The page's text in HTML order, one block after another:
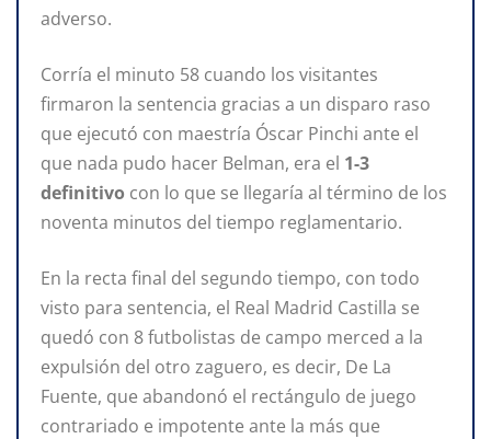
adverso.
Corría el minuto 58 cuando los visitantes
firmaron la sentencia gracias a un disparo raso
que ejecutó con maestría Óscar Pinchi ante el
que nada pudo hacer Belman, era el 1-3
definitivo con lo que se llegaría al término de los
noventa minutos del tiempo reglamentario.
En la recta final del segundo tiempo, con todo
visto para sentencia, el Real Madrid Castilla se
quedó con 8 futbolistas de campo merced a la
expulsión del otro zaguero, es decir, De La
Fuente, que abandonó el rectángulo de juego
contrariado e impotente ante la más que